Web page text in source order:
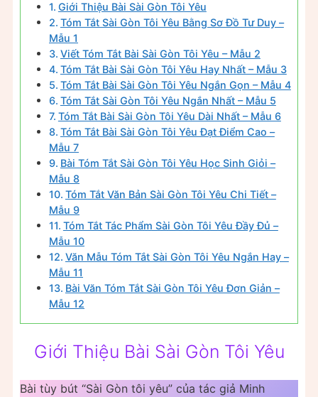
Giới Thiệu Bài Sài Gòn Tôi Yêu
Tóm Tắt Sài Gòn Tôi Yêu Bằng Sơ Đồ Tư Duy –
Mẫu 1
Viết Tóm Tắt Bài Sài Gòn Tôi Yêu – Mẫu 2
Tóm Tắt Bài Sài Gòn Tôi Yêu Hay Nhất – Mẫu 3
Tóm Tắt Bài Sài Gòn Tôi Yêu Ngắn Gọn – Mẫu 4
Tóm Tắt Sài Gòn Tôi Yêu Ngắn Nhất – Mẫu 5
Tóm Tắt Bài Sài Gòn Tôi Yêu Dài Nhất – Mẫu 6
Tóm Tắt Bài Sài Gòn Tôi Yêu Đạt Điểm Cao –
Mẫu 7
Bài Tóm Tắt Sài Gòn Tôi Yêu Học Sinh Giỏi –
Mẫu 8
Tóm Tắt Văn Bản Sài Gòn Tôi Yêu Chi Tiết –
Mẫu 9
Tóm Tắt Tác Phẩm Sài Gòn Tôi Yêu Đầy Đủ –
Mẫu 10
Văn Mẫu Tóm Tắt Sài Gòn Tôi Yêu Ngắn Hay –
Mẫu 11
Bài Văn Tóm Tắt Sài Gòn Tôi Yêu Đơn Giản –
Mẫu 12
Giới Thiệu Bài Sài Gòn Tôi Yêu
Bài tùy bút “Sài Gòn tôi yêu” của tác giả Minh